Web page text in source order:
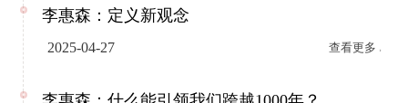
李惠森：定义新观念
2025-04-27 查看更多